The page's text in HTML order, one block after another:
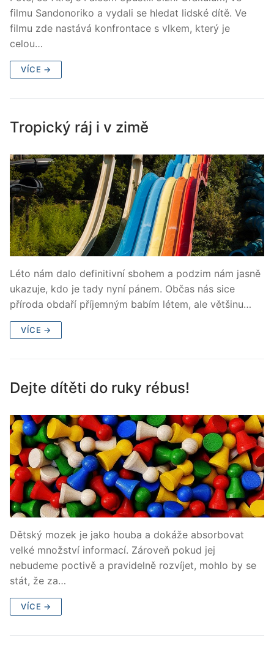
filmu Sandonoriko a vydali se hledat lidské dítě. Ve
filmu zde nastává konfrontace s vlkem, který je
celou…
VÍCE →
Tropický ráj i v zimě
Léto nám dalo definitivní sbohem a podzim nám jasně
ukazuje, kdo je tady nyní pánem. Občas nás sice
příroda obdaří příjemným babím létem, ale většinu…
VÍCE →
Dejte dítěti do ruky rébus!
Dětský mozek je jako houba a dokáže absorbovat
velké množství informací. Zároveň pokud jej
nebudeme poctivě a pravidelně rozvíjet, mohlo by se
stát, že za…
VÍCE →